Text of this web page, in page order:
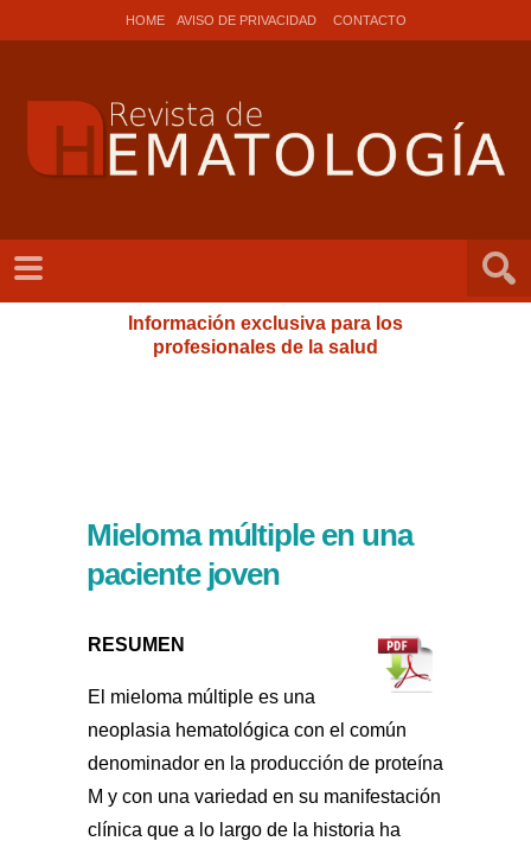
HOME AVISO DE PRIVACIDAD CONTACTO
Información exclusiva para los
profesionales de la salud
Mieloma múltiple en una
paciente joven
RESUMEN
El mieloma múltiple es una
neoplasia hematológica con el común
denominador en la producción de proteína
M y con una variedad en su manifestación
clínica que a lo largo de la historia ha